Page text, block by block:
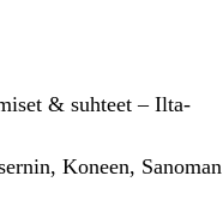
& suhteet – Ilta-
Koneen, Sanoman